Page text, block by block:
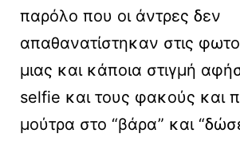
παρόλο που οι άντρες δεν
απαθανατίστηκαν στις
μιας και κάποια στιγμή
selfie και τους φακούς και
μούτρα στο “βάρα” και